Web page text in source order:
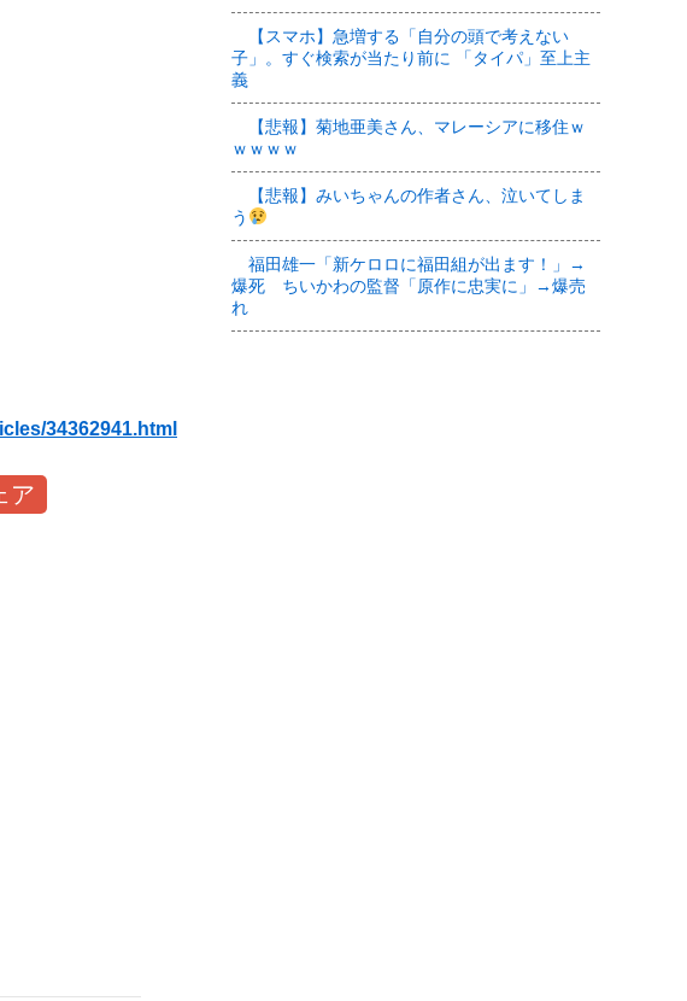
34362941.html
ア
【スマホ】急増する「自分の頭で考えない
子」。すぐ検索が当たり前に 「タイパ」至上主
義
【悲報】菊地亜美さん、マレーシアに移住ｗ
ｗｗｗｗ
【悲報】みいちゃんの作者さん、泣いてしま
う
福田雄一「新ケロロに福田組が出ます！」→
爆死 ちいかわの監督「原作に忠実に」→爆売
れ